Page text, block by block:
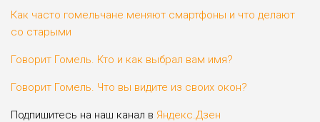
Как часто гомельчане меняют смартфоны и что делают
со старыми
Говорит Гомель. Кто и как выбрал вам имя?
Говорит Гомель. Что вы видите из своих окон?
Подпишитесь на наш канал в Яндекс.Дзен